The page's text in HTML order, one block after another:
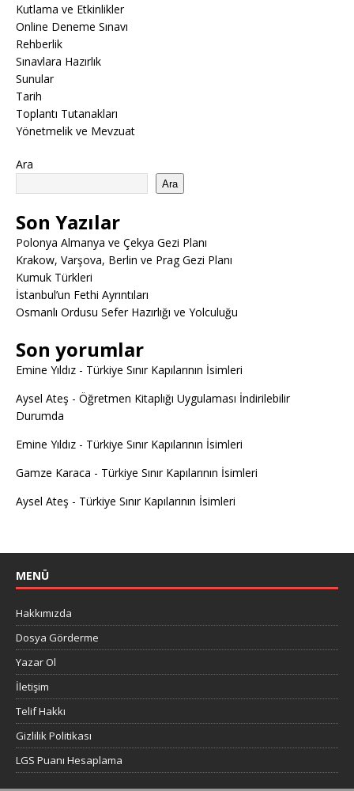
Kutlama ve Etkinlikler
Online Deneme Sınavı
Rehberlik
Sınavlara Hazırlık
Sunular
Tarih
Toplantı Tutanakları
Yönetmelik ve Mevzuat
Ara
Ara
Son Yazılar
Polonya Almanya ve Çekya Gezi Planı
Krakow, Varşova, Berlin ve Prag Gezi Planı
Kumuk Türkleri
İstanbul’un Fethi Ayrıntıları
Osmanlı Ordusu Sefer Hazırlığı ve Yolculuğu
Son yorumlar
Emine Yıldız - Türkiye Sınır Kapılarının İsimleri
Aysel Ateş - Öğretmen Kitaplığı Uygulaması İndirilebilir
Durumda
Emine Yıldız - Türkiye Sınır Kapılarının İsimleri
Gamze Karaca - Türkiye Sınır Kapılarının İsimleri
Aysel Ateş - Türkiye Sınır Kapılarının İsimleri
MENÜ
Hakkımızda
Dosya Görderme
Yazar Ol
İletişim
Telif Hakkı
Gizlilik Politikası
LGS Puanı Hesaplama